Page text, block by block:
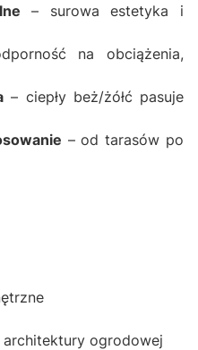
– surowa estetyka i
na obciążenia,
– ciepły beż/żółć pasuje
– od tarasów po
architektury ogrodowej